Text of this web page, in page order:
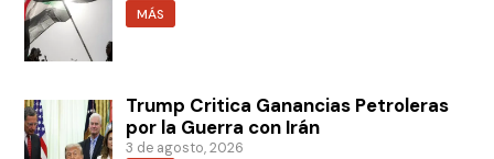
MÁS
Trump Critica Ganancias Petroleras
por la Guerra con Irán
3 de agosto, 2026